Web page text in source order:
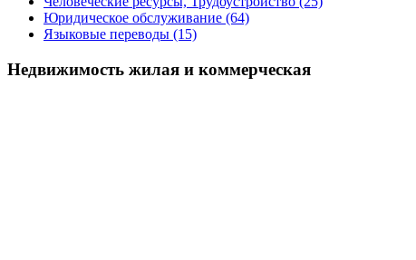
Юридическое обслуживание (64)
Языковые переводы (15)
Недвижимость жилая и коммерческая